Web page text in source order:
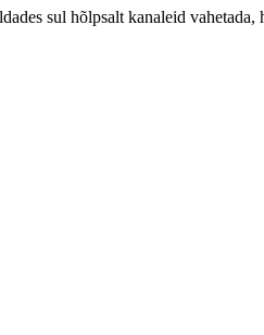
sul hõlpsalt kanaleid